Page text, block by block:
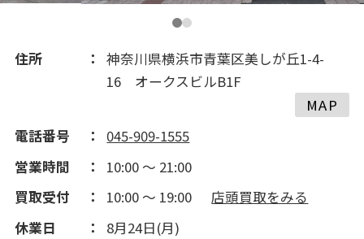
住所
神奈川県横浜市青葉区美しが丘1-4-
16 オークスビルB1F
MAP
電話番号
045-909-1555
営業時間
10:00 ～ 21:00
買取受付
10:00 ～ 19:00
店頭買取をみる
休業日
8月24日(月)